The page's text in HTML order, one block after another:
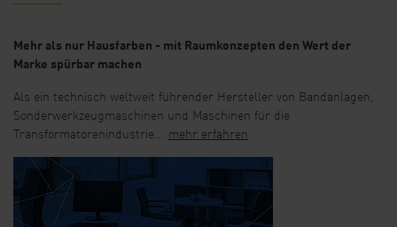
Mehr als nur Hausfarben - mit Raumkonzepten den Wert der
Marke spürbar machen
Als ein technisch weltweit führender Hersteller von Bandanlagen,
Sonderwerkzeugmaschinen und Maschinen für die
Transformatorenindustrie... mehr erfahren